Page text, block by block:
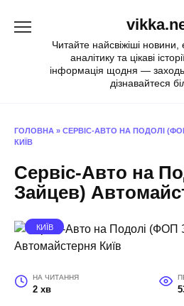
Читайте найсвіжіші новини,
аналітику та цікаві
інформація щодня —
дізнавайтеся
ГОЛОВНА » СЕРВІС-АВТО НА ПОДОЛІ
КИЇВ
Сервіс-Авто на
Зайцев)
КИЇВ
НА ЧИТАННЯ
2 хв